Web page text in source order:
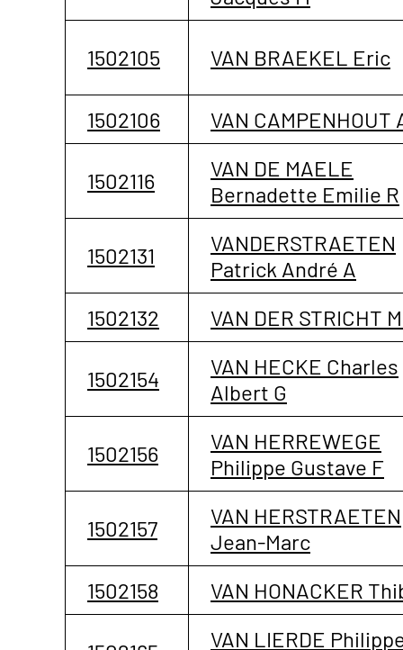
1502105 VAN BRAEKEL Eric
1502106 VAN CAMPENHOUT
1502116
VAN DE MAELE
Bernadette Emilie R
1502131
VANDERSTRAETEN
Patrick André A
1502132
VAN DER STRICHT
1502154
VAN HECKE Charles
Albert G
1502156
VAN HERREWEGE
Philippe Gustave F
1502157
VAN HERSTRAETEN
Jean-Marc
1502158
VAN HONACKER
VAN LIERDE